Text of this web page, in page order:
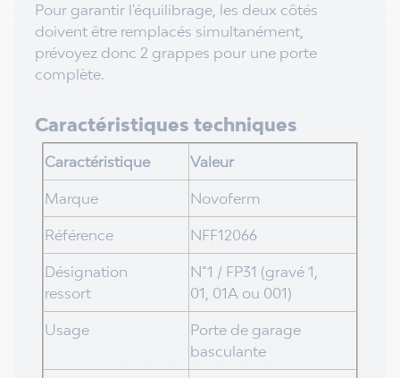
Pour garantir l'équilibrage, les deux côtés
doivent être remplacés simultanément,
prévoyez donc 2 grappes pour une porte
complète.
Caractéristiques techniques
Caractéristique Valeur
Marque Novoferm
Référence NFF12066
Désignation
ressort
N°1 / FP31 (gravé 1,
01, 01A ou 001)
Usage
Porte de garage
basculante